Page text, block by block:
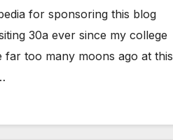
for sponsoring this blog
30a ever since my college
far too many moons ago at this